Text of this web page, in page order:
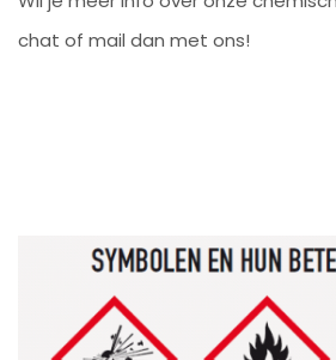
chat of mail dan met ons!